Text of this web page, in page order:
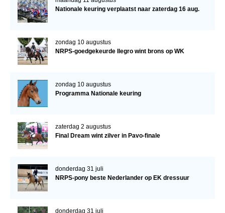
Nationale keuring verplaatst naar zaterdag 16 aug.
zondag 10 augustus
NRPS-goedgekeurde Ilegro wint brons op WK
zondag 10 augustus
Programma Nationale keuring
zaterdag 2 augustus
Final Dream wint zilver in Pavo-finale
donderdag 31 juli
NRPS-pony beste Nederlander op EK dressuur
donderdag 31 juli